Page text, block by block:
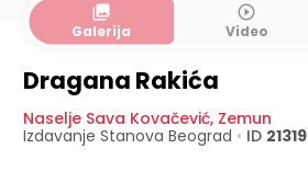
collections
Galerija
play_circle_outline
Video
Dragana Rakića
Naselje Sava Kovačević, Zemun
Izdavanje Stanova Beograd • ID 21319